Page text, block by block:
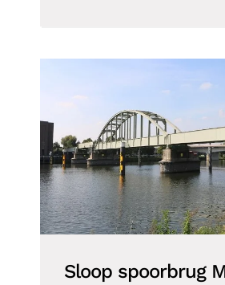
Sloop spoorbrug